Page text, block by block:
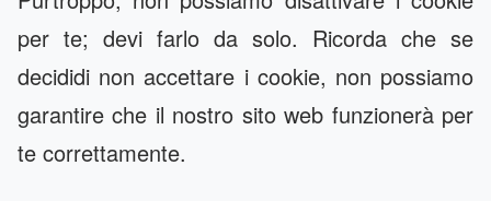
per te; devi farlo da solo. Ricorda che se
decididi non accettare i cookie, non possiamo
garantire che il nostro sito web funzionerà per
te correttamente.